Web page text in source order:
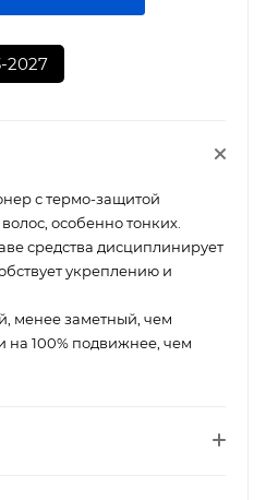
с термо-защитой
особенно тонких.
средства дисциплинирует
укреплению и
менее заметный, чем
на 100% подвижнее, чем